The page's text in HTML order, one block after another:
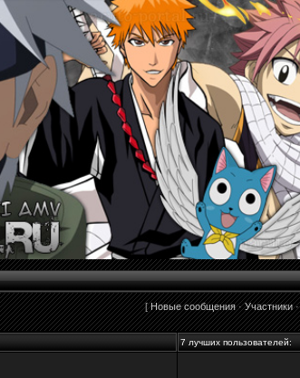
[Новые сообщения·Участники
7 лучших пользователей: